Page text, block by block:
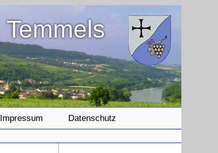
Temmels
Impressum Datenschutz